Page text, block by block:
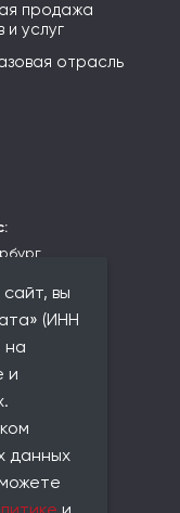
продажа
и услуг
отрасль
д. 25,
сайт, вы
(ИНН
на
и
данных